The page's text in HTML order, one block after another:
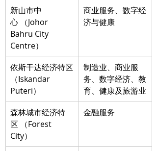
新山市中
心 （Johor
Bahru City
Centre）
商业服务、数字经
济与健康
依斯干达经济特区
（Iskandar
Puteri）
制造业、商业服
务、数字经济、教
育、健康及旅游业
森林城市经济特
区 （Forest
City）
金融服务